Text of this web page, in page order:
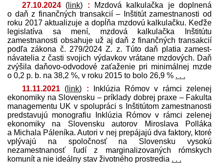
27.10.2024 ( link) : Mzdová kalkulačka je doplnená
o daň z finančných transakcií – Inštitút zamestnanosti od
roku 2017 aktualizuje a dopĺňa mzdovú kalkulačku. Keďže
legislatíva sa mení, mzdová kalkulačka Inštitútu
zamestnanosti obsahuje už aj daň z finančných transakcií
podľa zákona č. 279/2024 Z. z. Túto daň platia zamest­
návatelia z časti svojich výdavkov vrátane mzdových. Daň
zvýšila daňovo-odvodové zaťaženie pri minimálnej mzde
o 0,2 p. b. na 38,2 %, v roku 2015 to bolo 26,9 % . . .
11.11.2021 ( link) : Inklúzia Rómov v rámci zelenej
ekonomiky na Slovensku – príklady dobrej praxe – Fakulta
managementu UK v spolupráci s Inštitútom zamestnanosti
pred­stavujú monografiu Inklúzia Rómov v rámci zelenej
ekonomiky na Slovensku autorov Miroslava Polláka
a Michala Páleníka. Autori v nej prepájajú dva faktory, ktoré
vplývajú na spoločnosť na Slovensku vysokú
nezamestnanosť ľudí z marginalizovaných rómskych
komunít a nie ideálny stav životného prostredia . . .